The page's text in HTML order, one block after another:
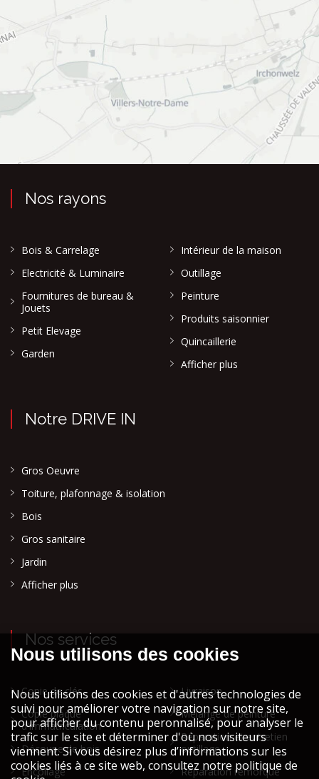
Nos rayons
Bois & Carrelage
Electricité & Luminaire
Fournitures de bureau &
Jouets
Petit Elevage
Garden
Intérieur de la maison
Outillage
Peinture
Produits saisonnier
Quincaillerie
Afficher plus
Notre DRIVE IN
Gros Oeuvre
Toiture, plafonnage & isolation
Bois
Gros sanitaire
Jardin
Afficher plus
Nos services
Copie de clés
Copie plaque
d'immatriculation
Découpe de bois
Encollage
Livraison
Mélange de peinture
Réparation et entretien
outillage
Réparation remorque